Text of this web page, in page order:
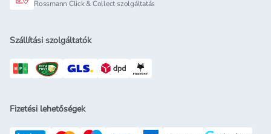
Rossmann Click & Collect szolgáltatás
Szállítási szolgáltatók
Fizetési lehetőségek